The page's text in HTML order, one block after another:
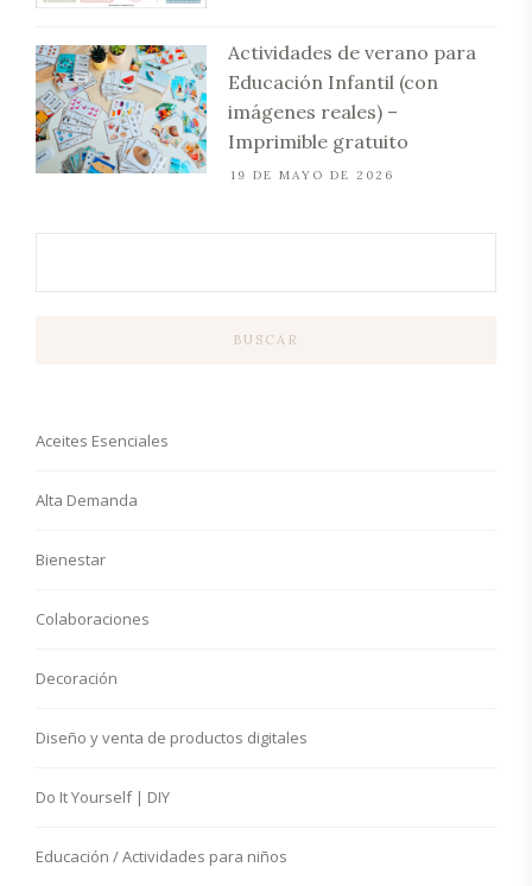
Actividades de verano para
Educación Infantil (con
imágenes reales) –
Imprimible gratuito
19 DE MAYO DE 2026
BUSCAR
Aceites Esenciales
Alta Demanda
Bienestar
Colaboraciones
Decoración
Diseño y venta de productos digitales
Do It Yourself | DIY
Educación / Actividades para niños